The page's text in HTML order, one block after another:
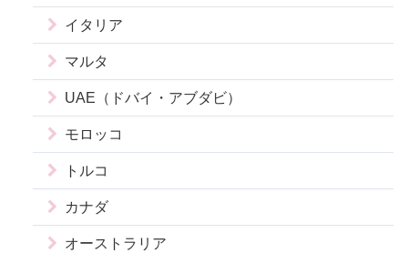
イタリア
マルタ
UAE（ドバイ・アブダビ）
モロッコ
トルコ
カナダ
オーストラリア